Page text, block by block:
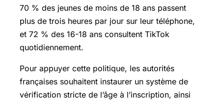
70 % des jeunes de moins de 18 ans passent
plus de trois heures par jour sur leur téléphone,
et 72 % des 16-18 ans consultent TikTok
quotidiennement.
Pour appuyer cette politique, les autorités
françaises souhaitent instaurer un système de
vérification stricte de l’âge à l’inscription, ainsi